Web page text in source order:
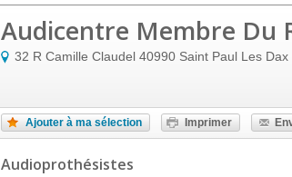
Audicentre Membre Du
32 R Camille Claudel 40990 Saint Paul Les Dax
Ajouter à ma sélection Imprimer
Audioprothésistes